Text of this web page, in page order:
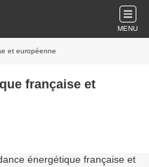
MENU
et européenne
française et